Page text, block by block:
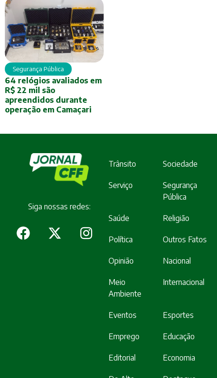
Segurança Pública
64 relógios avaliados em
R$ 22 mil são
apreendidos durante
operação em Camaçari
Siga nossas redes:
Trânsito Sociedade
Serviço
Segurança
Pública
Saúde Religião
Política Outros Fatos
Opinião Nacional
Meio
Ambiente
Internacional
Eventos Esportes
Emprego Educação
Editorial Economia